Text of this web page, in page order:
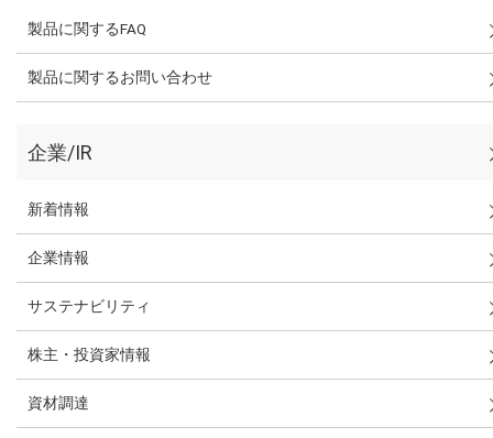
製品に関するFAQ
製品に関するお問い合わせ
企業/IR
新着情報
企業情報
サステナビリティ
株主・投資家情報
資材調達